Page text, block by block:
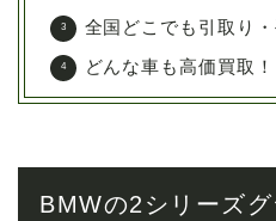
全国どこでも引取り・
どんな車も高価買取！
BMWの2シリーズ